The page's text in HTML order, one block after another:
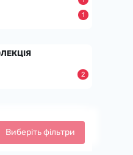
1
2
Виберіть фільтри